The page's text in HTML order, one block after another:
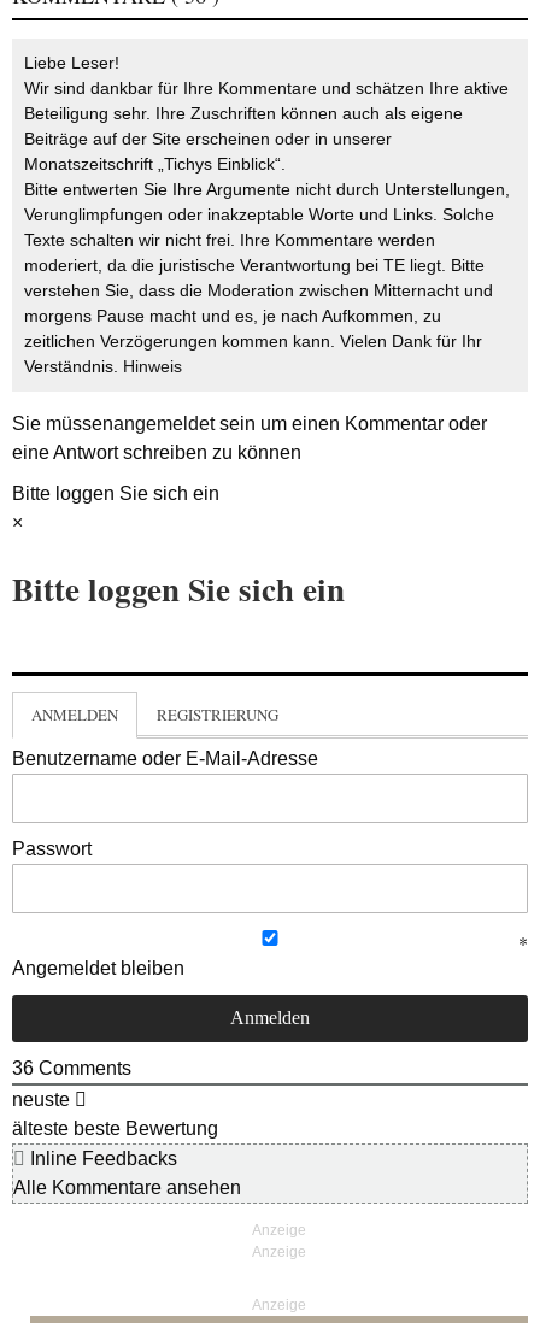
Liebe Leser!
Wir sind dankbar für Ihre Kommentare und schätzen Ihre aktive
Beteiligung sehr. Ihre Zuschriften können auch als eigene
Beiträge auf der Site erscheinen oder in unserer
Monatszeitschrift „Tichys Einblick“.
Bitte entwerten Sie Ihre Argumente nicht durch Unterstellungen,
Verunglimpfungen oder inakzeptable Worte und Links. Solche
Texte schalten wir nicht frei. Ihre Kommentare werden
moderiert, da die juristische Verantwortung bei TE liegt. Bitte
verstehen Sie, dass die Moderation zwischen Mitternacht und
morgens Pause macht und es, je nach Aufkommen, zu
zeitlichen Verzögerungen kommen kann. Vielen Dank für Ihr
Verständnis. Hinweis
Sie müssenangemeldetsein um einen Kommentar oder
eine Antwort schreiben zu können
Bitte loggen Sie sich ein
×
Bitte loggen Sie sich ein
ANMELDEN REGISTRIERUNG
Benutzername oder E-Mail-Adresse
Passwort
Angemeldet bleiben
36 Comments
neuste
älteste beste Bewertung
Inline Feedbacks
Alle Kommentare ansehen
Anzeige